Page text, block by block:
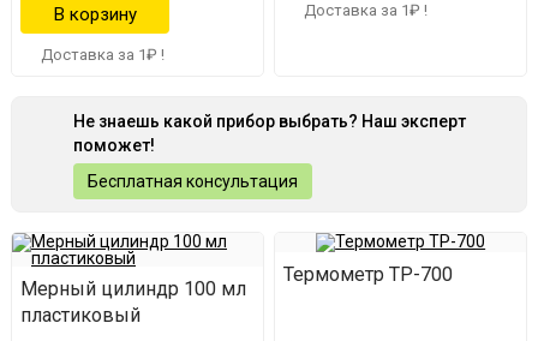
Доставка за 1₽ !
Доставка за 1₽ !
Не знаешь какой прибор выбрать? Наш эксперт
поможет!
Бесплатная консультация
Мерный цилиндр 100 мл
пластиковый
Термометр ТР-700